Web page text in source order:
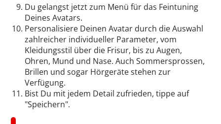
Du gelangst jetzt zum Menü für das Feintuning
Deines Avatars.
Personalisiere Deinen Avatar durch die Auswahl
zahlreicher individueller Parameter, vom
Kleidungsstil über die Frisur, bis zu Augen,
Ohren, Mund und Nase. Auch Sommersprossen,
Brillen und sogar Hörgeräte stehen zur
Verfügung.
Bist Du mit jedem Detail zufrieden, tippe auf
"Speichern".